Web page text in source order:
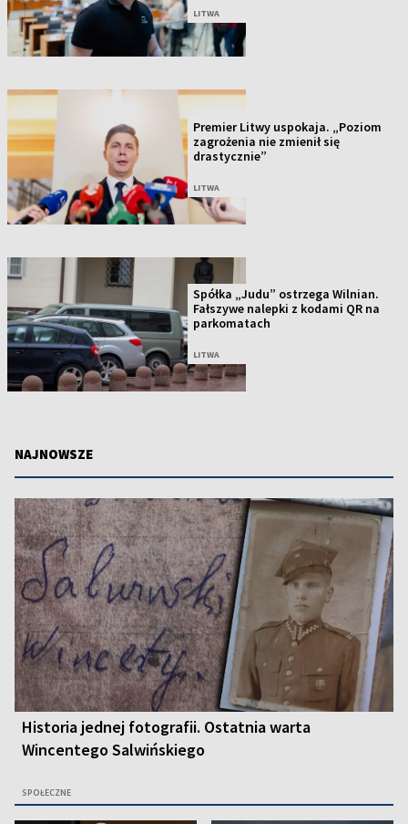
LITWA
Premier Litwy uspokaja. „Poziom
zagrożenia nie zmienił się
drastycznie”
LITWA
Spółka „Judu” ostrzega Wilnian.
Fałszywe nalepki z kodami QR na
parkomatach
LITWA
NAJNOWSZE
Historia jednej fotografii. Ostatnia warta
Wincentego Salwińskiego
SPOŁECZNE